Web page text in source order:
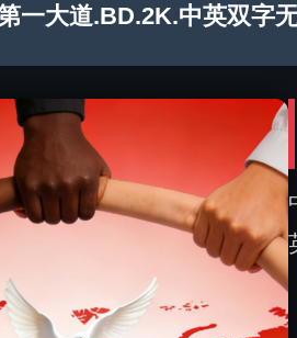
一大道.BD.2K.中英双字